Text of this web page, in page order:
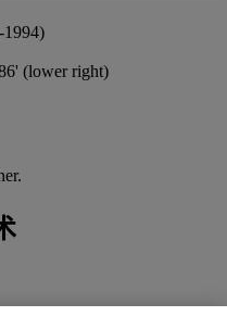
1994)
(lower right)